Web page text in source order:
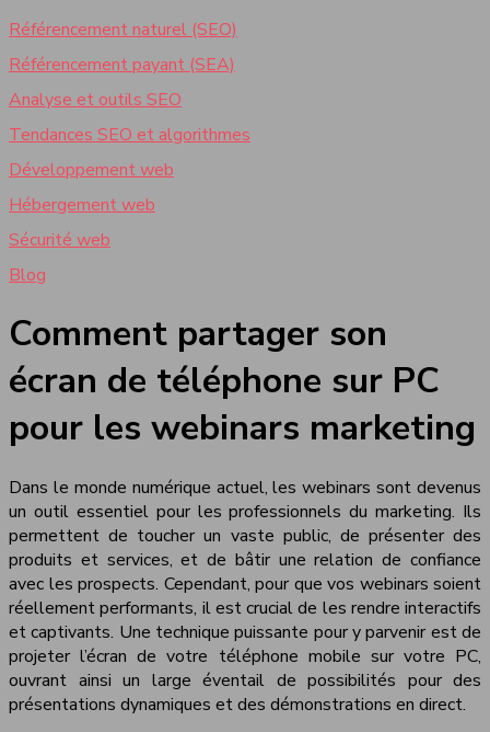
Référencement naturel (SEO)
Référencement payant (SEA)
Analyse et outils SEO
Tendances SEO et algorithmes
Développement web
Hébergement web
Sécurité web
Blog
Comment partager son
écran de téléphone sur PC
pour les webinars marketing
Dans le monde numérique actuel, les webinars sont devenus
un outil essentiel pour les professionnels du marketing. Ils
permettent de toucher un vaste public, de présenter des
produits et services, et de bâtir une relation de confiance
avec les prospects. Cependant, pour que vos webinars soient
réellement performants, il est crucial de les rendre interactifs
et captivants. Une technique puissante pour y parvenir est de
projeter l’écran de votre téléphone mobile sur votre PC,
ouvrant ainsi un large éventail de possibilités pour des
présentations dynamiques et des démonstrations en direct.